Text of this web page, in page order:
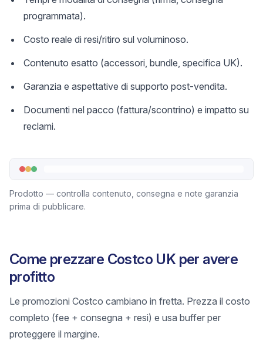
programmata).
Costo reale di resi/ritiro sul voluminoso.
Contenuto esatto (accessori, bundle, specifica UK).
Garanzia e aspettative di supporto post-vendita.
Documenti nel pacco (fattura/scontrino) e impatto su
reclami.
Prodotto — controlla contenuto, consegna e note garanzia
prima di pubblicare.
Come prezzare Costco UK per avere
profitto
Le promozioni Costco cambiano in fretta. Prezza il costo
completo (fee + consegna + resi) e usa buffer per
proteggere il margine.